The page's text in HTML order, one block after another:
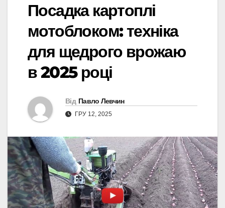
Посадка картоплі
мотоблоком: техніка
для щедрого врожаю
в 2025 році
Від Павло Левчин
ГРУ 12, 2025